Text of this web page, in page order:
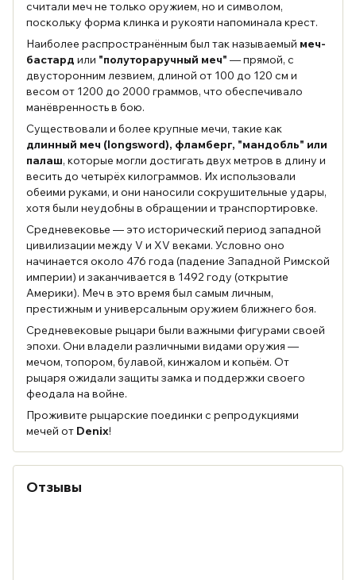
считали меч не только оружием, но и символом,
поскольку форма клинка и рукояти напоминала крест.
Наиболее распространённым был так называемый меч-
бастард или "полутораручный меч" — прямой, с
двусторонним лезвием, длиной от 100 до 120 см и
весом от 1200 до 2000 граммов, что обеспечивало
манёвренность в бою.
Существовали и более крупные мечи, такие как
длинный меч (longsword), фламберг, "мандобль" или
палаш, которые могли достигать двух метров в длину и
весить до четырёх килограммов. Их использовали
обеими руками, и они наносили сокрушительные удары,
хотя были неудобны в обращении и транспортировке.
Средневековье — это исторический период западной
цивилизации между V и XV веками. Условно оно
начинается около 476 года (падение Западной Римской
империи) и заканчивается в 1492 году (открытие
Америки). Меч в это время был самым личным,
престижным и универсальным оружием ближнего боя.
Средневековые рыцари были важными фигурами своей
эпохи. Они владели различными видами оружия —
мечом, топором, булавой, кинжалом и копьём. От
рыцаря ожидали защиты замка и поддержки своего
феодала на войне.
Проживите рыцарские поединки с репродукциями
мечей от Denix!
Отзывы